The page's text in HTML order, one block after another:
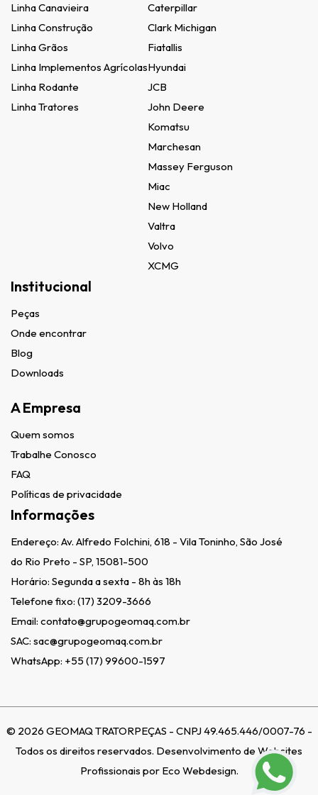
Linha Canavieira
Linha Construção
Linha Grãos
Linha Implementos Agrícolas
Linha Rodante
Linha Tratores
Caterpillar
Clark Michigan
Fiatallis
Hyundai
JCB
John Deere
Komatsu
Marchesan
Massey Ferguson
Miac
New Holland
Valtra
Volvo
XCMG
Institucional
Peças
Onde encontrar
Blog
Downloads
A Empresa
Quem somos
Trabalhe Conosco
FAQ
Políticas de privacidade
Informações
Endereço: Av. Alfredo Folchini, 618 - Vila Toninho, São José
do Rio Preto - SP, 15081-500
Horário: Segunda a sexta - 8h às 18h
Telefone fixo: (17) 3209-3666
Email: contato@grupogeomaq.com.br
SAC: sac@grupogeomaq.com.br
WhatsApp: +55 (17) 99600-1597
© 2026 GEOMAQ TRATORPEÇAS - CNPJ 49.465.446/0007-76 -
Todos os direitos reservados. Desenvolvimento de Websites
Profissionais por Eco Webdesign.